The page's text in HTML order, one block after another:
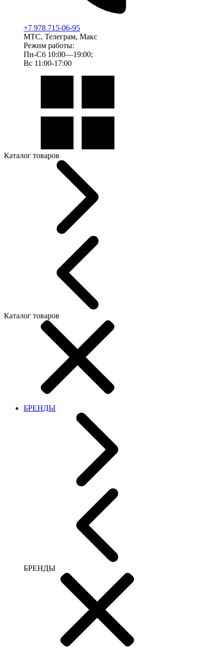
+7 978 715-06-95
МТС, Телеграм, Макс
Режим работы:
Пн-Сб 10:00—19:00;
Вс 11:00-17:00
Каталог товаров
Каталог товаров
БРЕНДЫ
БРЕНДЫ